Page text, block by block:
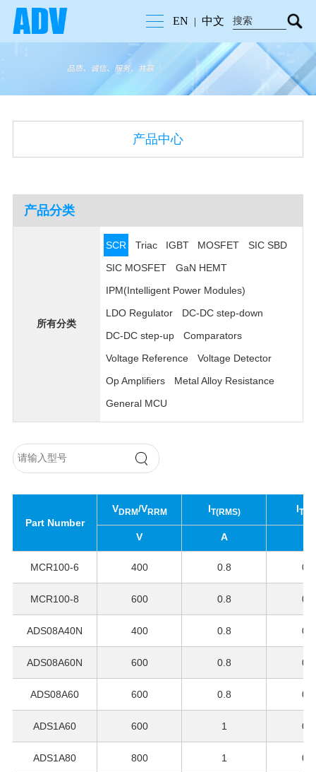
EN 中文
产品中心
产品分类
所有分类
SCR Triac IGBT MOSFET
SIC SBD
SIC MOSFET
GaN HEMT
IPM(Intelligent Power Modules)
LDO Regulator
DC-DC step-down
DC-DC step-up
Comparators
Voltage Reference
Voltage Detector
Op Amplifiers
Metal Alloy Resistance
General MCU
Part Number
VDRM/VRRM
V
IT(RMS)
A
I
MCR100-6 400 0.8 0.5
MCR100-8 600 0.8 0.5
ADS08A40N 400 0.8 0.5
ADS08A60N 600 0.8 0.5
ADS08A60 600 0.8 0.5
ADS1A60 600 1 0.7
ADS1A80 800 1 0.7